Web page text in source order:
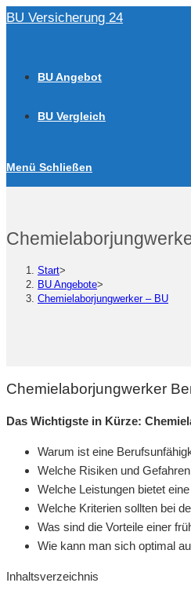
Zum
BU Versicherung 24
BU Angebot
BU Vergleich
Menü Schließen
Start>
BU Angebote>
Chemielaborjungwerker – BU
Chemielaborjungwerker
Das Wichtigste in Kürze:
Warum ist eine
Welche Risiken und
Welche Leistungen bietet
Welche Kriterien sollten bei
Was sind die Vorteile einer
Wie kann man sich optimal
Inhaltsverzeichnis